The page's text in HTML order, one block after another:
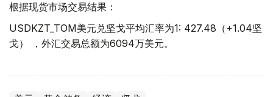
根据现货市场交易结果：
USDKZT_TOM美元兑坚戈平均汇率为1: 427.48（+1.04坚
戈） ，外汇交易总额为6094万美元。